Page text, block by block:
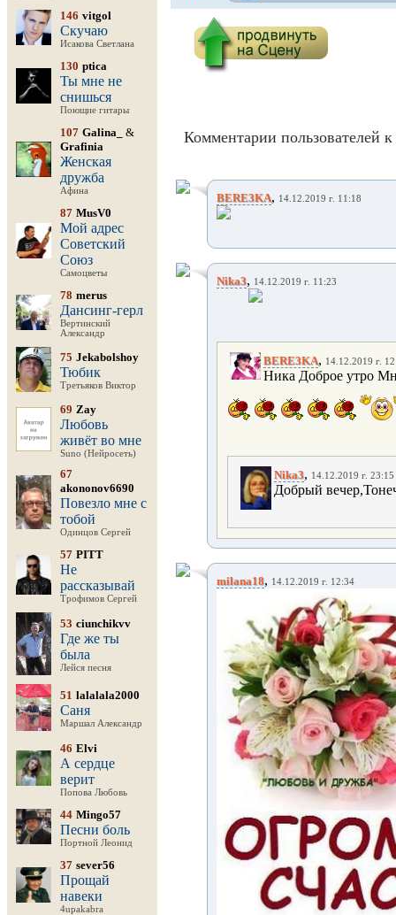
146 vitgol
Скучаю
Исакова Светлана
130 ptica
Ты мне не
снишься
Поющие гитары
107 Galina_
&
Grafinia
Женская
дружба
Афина
87 MusV0
Мой адрес
Советский
Союз
Самоцветы
78 merus
Дансинг-герл
Вертинский
Александр
75 Jekabolshoy
Тюбик
Третьяков Виктор
69 Zay
Любовь
живёт во мне
Suno (Нейросеть)
67
akononov6690
Повезло мне с
тобой
Одинцов Сергей
57 PITT
Не
рассказывай
Трофимов Сергей
53 ciunchikvv
Где же ты
была
Лейся песня
51 lalalala2000
Саня
Маршал Александр
46 Elvi
А сердце
верит
Попова Любовь
44 Mingo57
Песни боль
Портной Леонид
37 sever56
Прощай
навеки
4upakabra
Комментарии пользователей к
BERE3KA, 14.12.2019 г. 11:18
Nika3, 14.12.2019 г. 11:23
BERE3KA, 14.12.2019 г.
Ника Доброе утро
Nika3, 14.12.2019 г. 23:15
Добрый
milana18, 14.12.2019 г. 12:34